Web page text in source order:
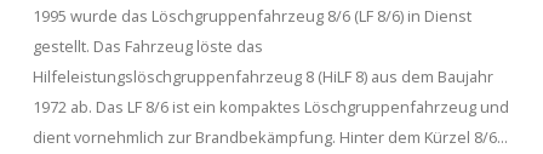
1995 wurde das Löschgruppenfahrzeug 8/6 (LF 8/6) in Dienst
gestellt. Das Fahrzeug löste das
Hilfeleistungslöschgruppenfahrzeug 8 (HiLF 8) aus dem Baujahr
1972 ab. Das LF 8/6 ist ein kompaktes Löschgruppenfahrzeug und
dient vornehmlich zur Brandbekämpfung. Hinter dem Kürzel 8/6...